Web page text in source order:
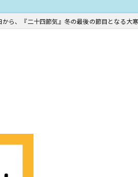
から、『二十四節気』冬の最後の節目となる大